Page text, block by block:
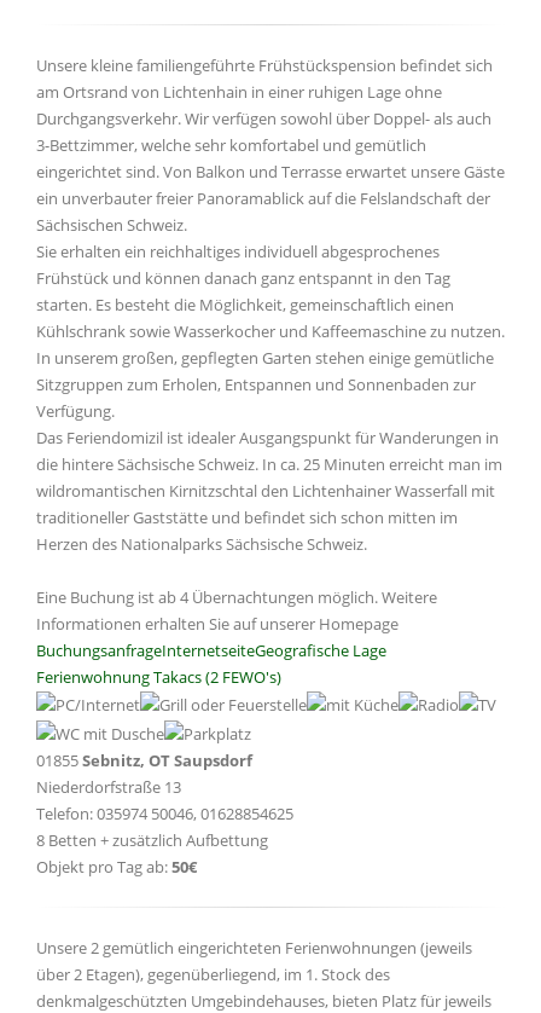
Unsere kleine familiengeführte Frühstückspension befindet sich
am Ortsrand von Lichtenhain in einer ruhigen Lage ohne
Durchgangsverkehr. Wir verfügen sowohl über Doppel- als auch
3-Bettzimmer, welche sehr komfortabel und gemütlich
eingerichtet sind. Von Balkon und Terrasse erwartet unsere Gäste
ein unverbauter freier Panoramablick auf die Felslandschaft der
Sächsischen Schweiz.
Sie erhalten ein reichhaltiges individuell abgesprochenes
Frühstück und können danach ganz entspannt in den Tag
starten. Es besteht die Möglichkeit, gemeinschaftlich einen
Kühlschrank sowie Wasserkocher und Kaffeemaschine zu nutzen.
In unserem großen, gepflegten Garten stehen einige gemütliche
Sitzgruppen zum Erholen, Entspannen und Sonnenbaden zur
Verfügung.
Das Feriendomizil ist idealer Ausgangspunkt für Wanderungen in
die hintere Sächsische Schweiz. In ca. 25 Minuten erreicht man im
wildromantischen Kirnitzschtal den Lichtenhainer Wasserfall mit
traditioneller Gaststätte und befindet sich schon mitten im
Herzen des Nationalparks Sächsische Schweiz.
Eine Buchung ist ab 4 Übernachtungen möglich. Weitere
Informationen erhalten Sie auf unserer Homepage
BuchungsanfrageInternetseiteGeografische Lage
Ferienwohnung Takacs (2 FEWO's)
01855Sebnitz, OT Saupsdorf
Niederdorfstraße 13
Telefon: 035974 50046, 01628854625
8 Betten + zusätzlich Aufbettung
Objekt pro Tag ab:50€
Unsere 2 gemütlich eingerichteten Ferienwohnungen (jeweils
über 2 Etagen), gegenüberliegend, im 1. Stock des
denkmalgeschützten Umgebindehauses, bieten Platz für jeweils